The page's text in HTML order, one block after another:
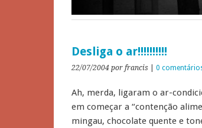
Desliga o ar!!!!!!!!!!
22/07/2004 por francis 0
Ah, merda, ligaram o ar-
em começar a “contenção
mingau, chocolate quente e